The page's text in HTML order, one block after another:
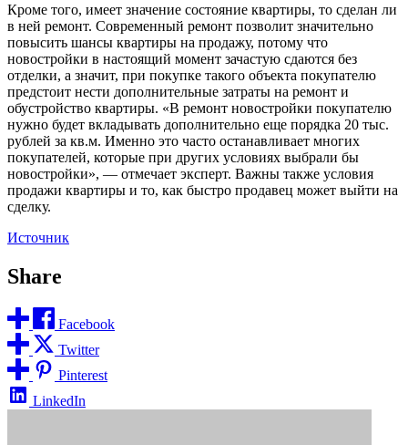
Кроме того, имеет значение состояние квартиры, то сделан ли
в ней ремонт. Современный ремонт позволит значительно
повысить шансы квартиры на продажу, потому что
новостройки в настоящий момент зачастую сдаются без
отделки, а значит, при покупке такого объекта покупателю
предстоит нести дополнительные затраты на ремонт и
обустройство квартиры. «В ремонт новостройки покупателю
нужно будет вкладывать дополнительно еще порядка 20 тыс.
рублей за кв.м. Именно это часто останавливает многих
покупателей, которые при других условиях выбрали бы
новостройки», — отмечает эксперт. Важны также условия
продажи квартиры и то, как быстро продавец может выйти на
сделку.
Источник
Share
Facebook
Twitter
Pinterest
LinkedIn